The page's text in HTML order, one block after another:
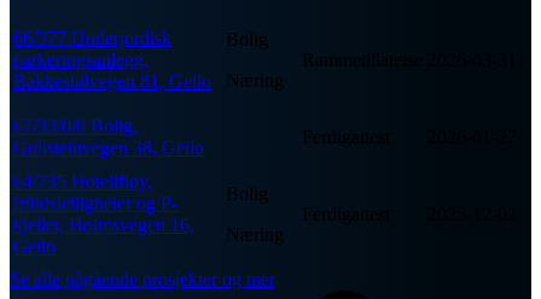
66/377 Underjordisk
parkeringsanlegg,
Bakkestølvegen 81, Geilo
Bolig
Næring
Rammetillatelse
67/33/0/0 Bolig,
Gullsteinvegen 38, Geilo
Ferdigattest
64/735 Hotellfløy,
fritidsleiligheter og P-
kjeller, Holmsvegen 16,
Geilo
Bolig
Næring
Ferdigattest
Se alle pågående prosjekter og mer